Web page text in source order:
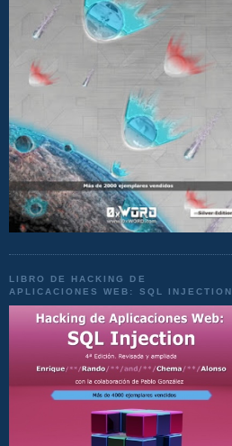
LIBRO DE HACKING DE
APLICACIONES WEB: SQL INJECTION